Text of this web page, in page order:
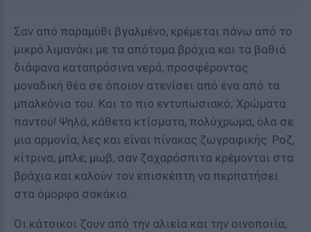
Σαν από παραμύθι βγαλμένο, κρέμεται πάνω από το
μικρό λιμανάκι με τα απότομα βράχια και τα βαθιά
διάφανα καταπράσινα νερά, προσφέροντας
μοναδική θέα σε όποιον ατενίσει από ένα από τα
μπαλκόνια του. Και το πιο εντυπωσιακό; Χρώματα
παντού! Ψηλά, κάθετα κτίσματα, πολύχρωμα, όλα σε
μια αρμονία, λες και είναι πίνακας ζωγραφικής. Ροζ,
κίτρινα, μπλε, μωβ, σαν ζαχαρόσπιτα κρέμονται στα
βράχια και καλούν τον επισκέπτη να περπατήσει
στα όμορφα σοκάκια.
Οι κάτοικοι ζουν από την αλιεία και την οινοποιία,